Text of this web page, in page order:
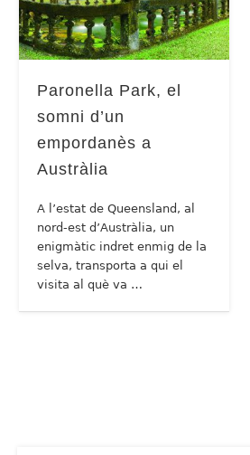
Paronella Park, el
somni d’un
empordanès a
Austràlia
A l’estat de Queensland, al
nord-est d’Austràlia, un
enigmàtic indret enmig de la
selva, transporta a qui el
visita al què va …